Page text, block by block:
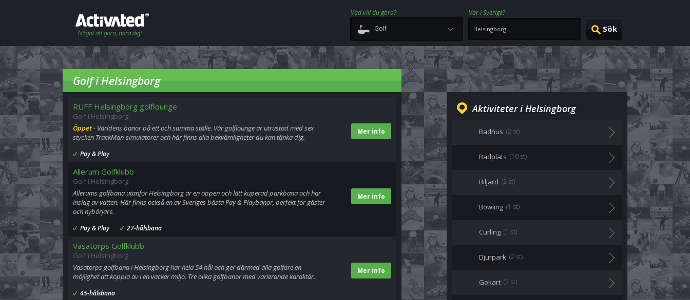
Vad vill du göra?
Var i Sverige?
Golf
Golf i Helsingborg
RUFF Helsingborg golflounge
Golf i Helsingborg
Mer info
Öppet- Världens banor på ett och samma ställe. Vår golflounge är utrustad med sex
stycken TrackMan-simulatorer och här finns alla bekvämligheter du kan tänka dig.
Pay & Play
Allerum Golfklubb
Golf i Helsingborg
Mer info
Allerums golfbana utanför Helsingborg är en öppen och lätt kuperad parkbana och har
inslag av vatten. Här finns också en av Sveriges bästa Pay & Playbanor, perfekt för gäster
och nybörjare.
Pay & Play 27-hålsbana
Vasatorps Golfklubb
Golf i Helsingborg
Mer info
Vasatorps golfbana i Helsingborg har hela 54 hål och ger därmed alla golfare en
möjlighet att koppla av i en vacker miljö. Tre olika golfbanor med varierande karaktär.
45-hålsbana
Aktiviteter i Helsingborg
Badhus (2 st)
Badplats (10 st)
Biljard (2 st)
Bowling (1 st)
Curling (1 st)
Djurpark (2 st)
Gokart (2 st)